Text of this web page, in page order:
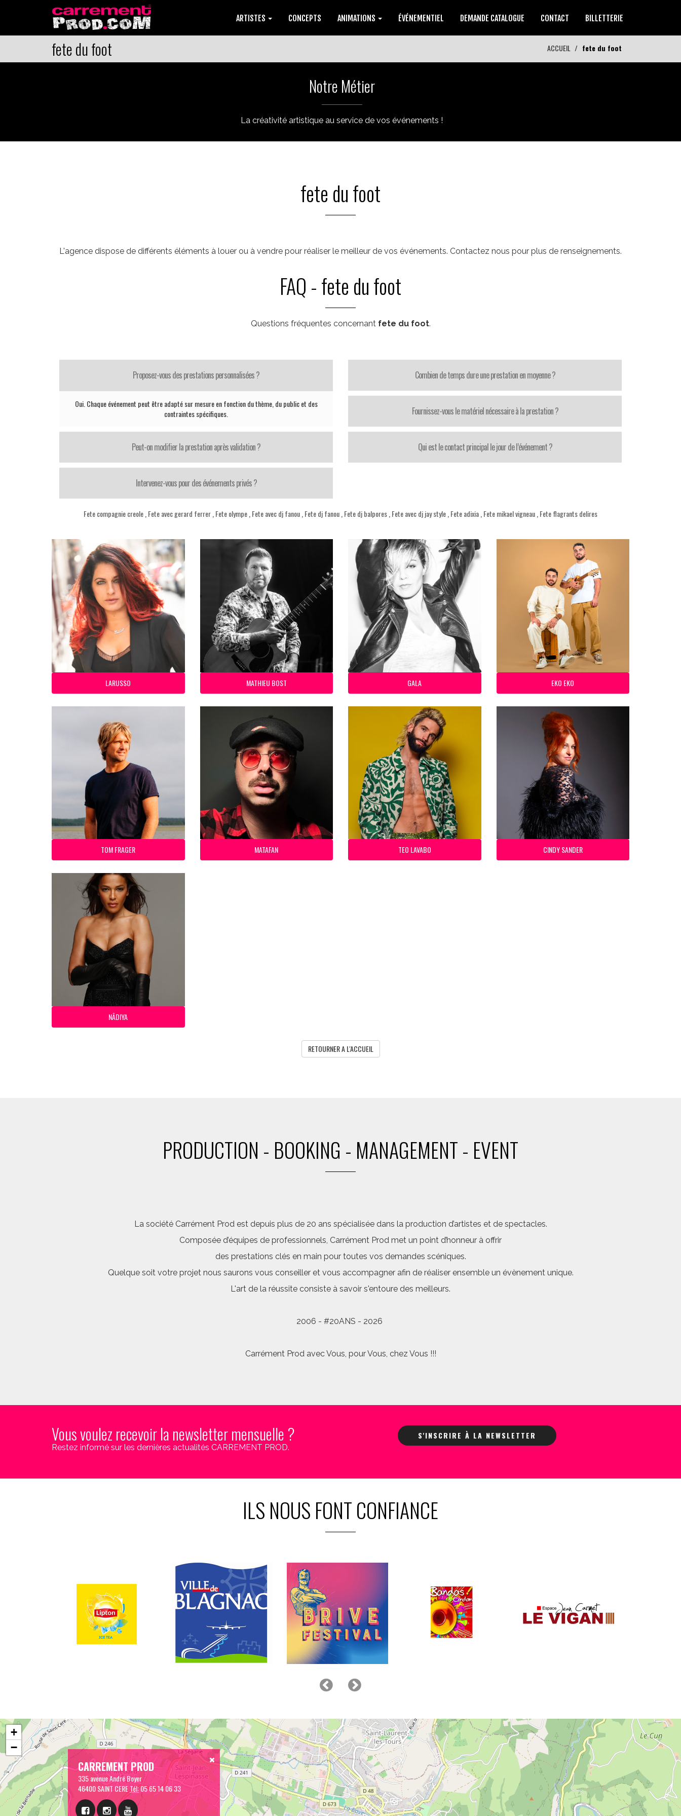
ARTISTES CONCEPTS ANIMATIONS ÉVÉNEMENTIEL DEMANDE CATALOGUE CONTACT BILLETTERIE
fete du foot ACCUEIL fete du foot
Notre Métier
La créativité artistique au service de vos événements !
fete du foot
L'agence dispose de différents éléments à louer ou à vendre pour réaliser le meilleur de vos événements. Contactez nous pour plus de renseignements.
FAQ - fete du foot
Questions fréquentes concernant fete du foot.
Proposez-vous des prestations personnalisées ?
Oui. Chaque événement peut être adapté sur mesure en fonction du thème, du public et des
contraintes spécifiques.
Peut-on modifier la prestation après validation ?
Intervenez-vous pour des événements privés ?
Combien de temps dure une prestation en moyenne ?
Fournissez-vous le matériel nécessaire à la prestation ?
Qui est le contact principal le jour de l’événement ?
Fete compagnie creole Fete avec gerard ferrer Fete olympe Fete avec dj fanou Fete dj fanou Fete dj balpores Fete avec dj jay style Fete adixia Fete mikael vigneau Fete flagrants delires
LARUSSO MATHIEU BOST GALA EKO EKO
TOM FRAGER MATAFAN TEO LAVABO CINDY SANDER
NÂDIYA
RETOURNER A L'ACCUEIL
PRODUCTION - BOOKING - MANAGEMENT - EVENT
La société Carrément Prod est depuis plus de 20 ans spécialisée dans la production d’artistes et de spectacles.
Composée d’équipes de professionnels, Carrément Prod met un point d’honneur à offrir
des prestations clés en main pour toutes vos demandes scéniques.
Quelque soit votre projet nous saurons vous conseiller et vous accompagner afin de réaliser ensemble un évènement unique.
L'art de la réussite consiste à savoir s'entoure des meilleurs.
2006 - #20ANS - 2026
Carrément Prod avec Vous, pour Vous, chez Vous !!!
Vous voulez recevoir la newsletter mensuelle ?
Restez informé sur les dernières actualités CARREMENT PROD.
S'INSCRIRE À LA NEWSLETTER
ILS NOUS FONT CONFIANCE
CARREMENT PROD
335 avenue André Boyer
46400 SAINT CERETél:05 65 14 06 33
+
−